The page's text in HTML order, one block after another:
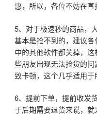
惠，所以，各位不妨在直
5、对于极速秒的商品，
基本是抢不到的，建议
中的其他软件都关掉，
些朋友出现无法抢货的
致卡顿，这个几乎适用于
6、提前下单，提前收发
于后期需要退货来说，